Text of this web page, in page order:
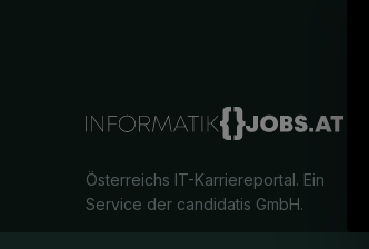
Österreichs IT-Karriereportal. Ein
Service der candidatis GmbH.